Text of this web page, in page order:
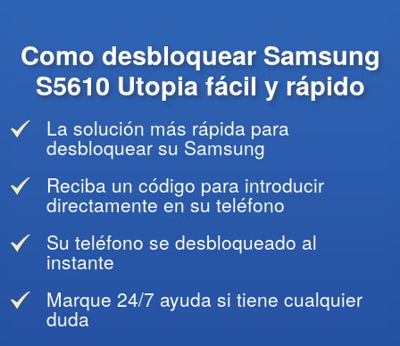
Como desbloquear Samsung
S5610 Utopia fácil y rápido
La solución más rápida para
desbloquear su Samsung
Reciba un código para introducir
directamente en su teléfono
Su teléfono se desbloqueado al
instante
Marque 24/7 ayuda si tiene cualquier
duda